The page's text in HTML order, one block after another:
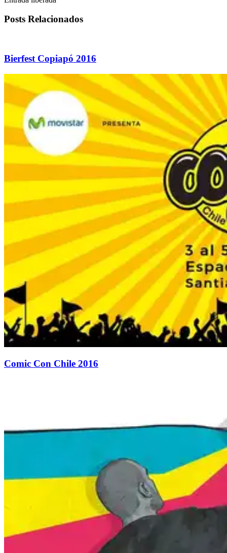
Posts Relacionados
Bierfest Copiapó 2016
Comic Con Chile 2016